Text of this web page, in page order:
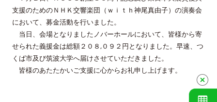
支援のためのＮＨＫ交響楽団（ｗｉｔｈ神尾真由子）の演奏会
において、募金活動を行いました。
当日、会場となりましたノバーホールにおいて、皆様から寄
せられた義援金は総額２０８,０９２円となりました。早速、つ
くば市及び筑波大学へ届けさせていただきました。
皆様のあたたかいご支援に心からお礼申し上げます。
工事内容
契約約款
よくある質問と答え